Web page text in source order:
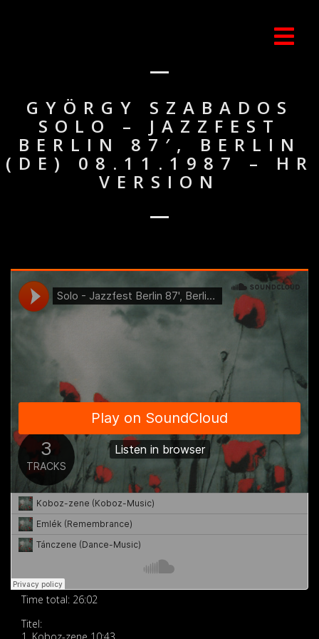
GYÖRGY SZABADOS
SOLO – JAZZFEST
BERLIN 87′, BERLIN
(DE) 08.11.1987 – HR
VERSION
Time total: 26:02
Titel: